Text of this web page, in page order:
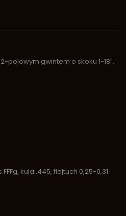
polowym gwintem o skoku 1-18".
kula .445, flejtuch 0,25-0,31